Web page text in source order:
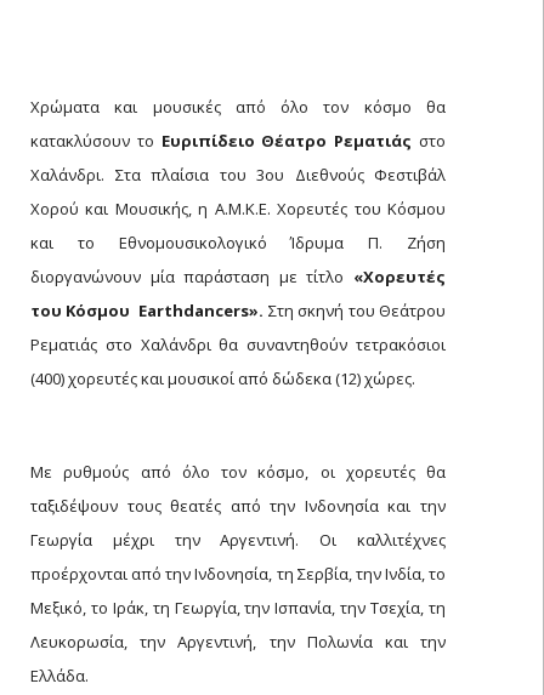
Χρώματα και μουσικές από όλο τον κόσμο θα
κατακλύσουν το Ευριπίδειο Θέατρο Ρεματιάς στο
Χαλάνδρι. Στα πλαίσια του 3ου Διεθνούς Φεστιβάλ
Χορού και Μουσικής, η Α.Μ.Κ.Ε. Χορευτές του Κόσμου
και το Εθνομουσικολογικό Ίδρυμα Π. Ζήση
διοργανώνουν μία παράσταση με τίτλο «Χορευτές
του Κόσμου  Earthdancers». Στη σκηνή του Θεάτρου
Ρεματιάς στο Χαλάνδρι θα συναντηθούν τετρακόσιοι
(400) χορευτές και μουσικοί από δώδεκα (12) χώρες.
Με ρυθμούς από όλο τον κόσμο, οι χορευτές θα
ταξιδέψουν τους θεατές από την Ινδονησία και την
Γεωργία μέχρι την Αργεντινή. Οι καλλιτέχνες
προέρχονται από την Ινδονησία, τη Σερβία, την Ινδία, το
Μεξικό, το Ιράκ, τη Γεωργία, την Ισπανία, την Τσεχία, τη
Λευκορωσία, την Αργεντινή, την Πολωνία και την
Ελλάδα.